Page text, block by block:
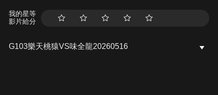
我的星等
影片給分
G103樂天桃猿VS味全龍20260516